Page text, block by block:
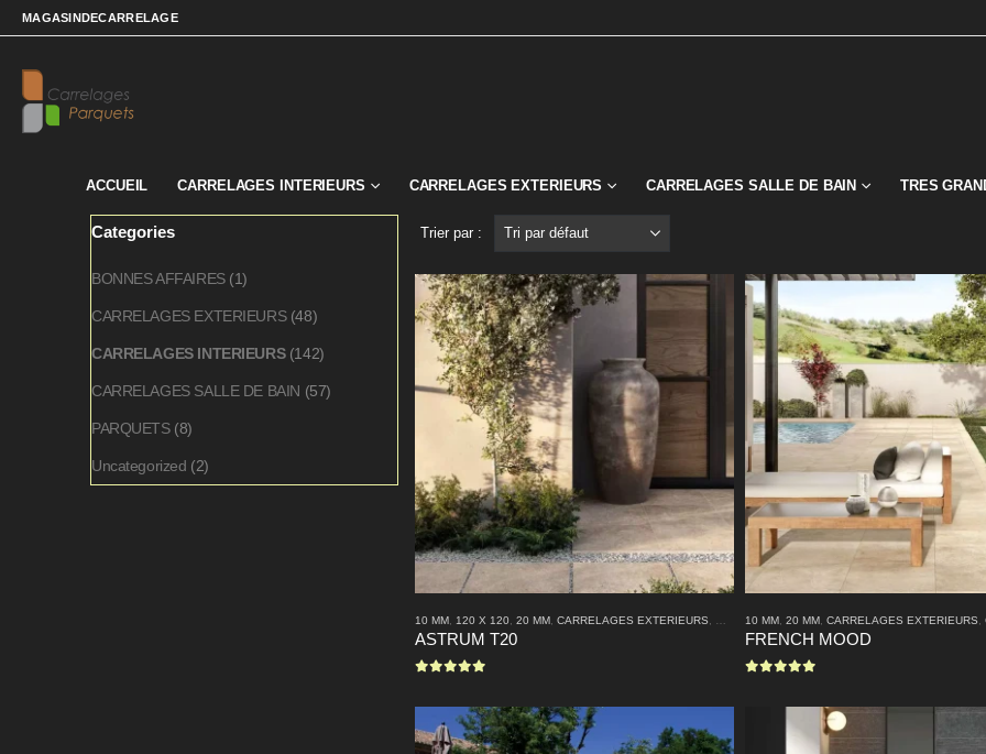
MAGASINDECARRELAGE
ACCUEIL CARRELAGES INTERIEURS CARRELAGES EXTERIEURS CARRELAGES SALLE DE BAIN TRES
Trier par :
10 MM 120 X 120 20 MM CARRELAGES EXTERIEURS CARRELAGES INTERIEURS, EFFET PIERRE
ASTRUM T20
10 MM, 20 MM, CARRELAGES EXTERIEURS
FRENCH MOOD
Categories
BONNES AFFAIRES (1)
CARRELAGES EXTERIEURS (48)
CARRELAGES INTERIEURS (142)
CARRELAGES SALLE DE BAIN (57)
PARQUETS (8)
Uncategorized (2)